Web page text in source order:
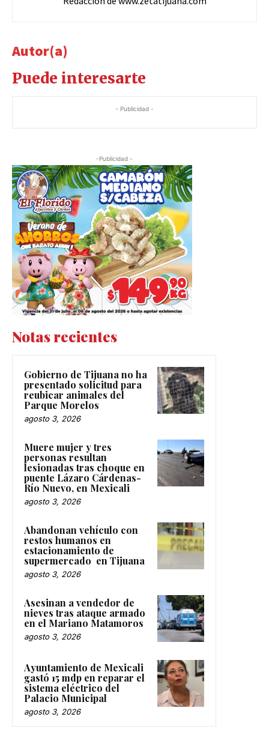
Autor(a)
Puede interesarte
- Publicidad -
-Publicidad -
Notas recientes
Gobierno de Tijuana no ha
presentado solicitud para
reubicar animales del
Parque Morelos
agosto 3, 2026
Muere mujer y tres
personas resultan
lesionadas tras choque en
puente Lázaro Cárdenas-
Río Nuevo, en Mexicali
agosto 3, 2026
Abandonan vehículo con
restos humanos en
estacionamiento de
supermercado en Tijuana
agosto 3, 2026
Asesinan a vendedor de
nieves tras ataque armado
en el Mariano Matamoros
agosto 3, 2026
Ayuntamiento de Mexicali
gastó 15 mdp en reparar el
sistema eléctrico del
Palacio Municipal
agosto 3, 2026